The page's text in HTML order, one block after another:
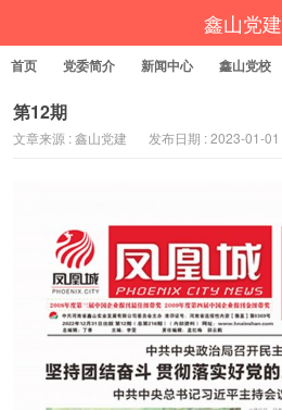
鑫山党建
首页 党委简介 新闻中心 鑫山党校
第12期
文章来源 : 鑫山党建 发布日期 : 2023-01-01